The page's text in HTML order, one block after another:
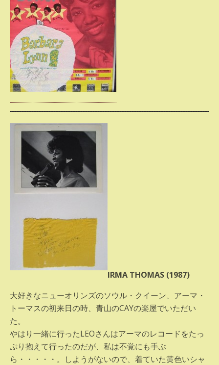
IRMA THOMAS (1987)
大好きなニューオリンズのソウル・クイーン、アーマ・
トーマスの初来日の時、青山のCAYの楽屋でいただい
た。
やはり一緒に行ったLEOさんはアーマのレコードをたっ
ぷり抱えて行ったのだが、私は不覚にも手ぶ
ら・・・・・。しようがないので、着ていた黄色いシャ